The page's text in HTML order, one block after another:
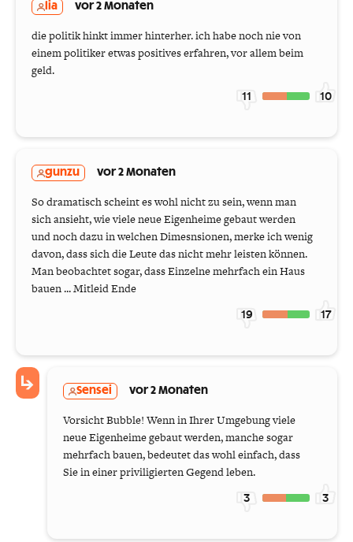
lia vor 2 Monaten
die politik hinkt immer hinterher. ich habe noch nie von
einem politiker etwas positives erfahren, vor allem beim
geld.
11 10
gunzu vor 2 Monaten
So dramatisch scheint es wohl nicht zu sein, wenn man
sich ansieht, wie viele neue Eigenheime gebaut werden
und noch dazu in welchen Dimesnsionen, merke ich wenig
davon, dass sich die Leute das nicht mehr leisten können.
Man beobachtet sogar, dass Einzelne mehrfach ein Haus
bauen ... Mitleid Ende
19 17
Sensei vor 2 Monaten
Vorsicht Bubble! Wenn in Ihrer Umgebung viele
neue Eigenheime gebaut werden, manche sogar
mehrfach bauen, bedeutet das wohl einfach, dass
Sie in einer priviligierten Gegend leben.
3 3